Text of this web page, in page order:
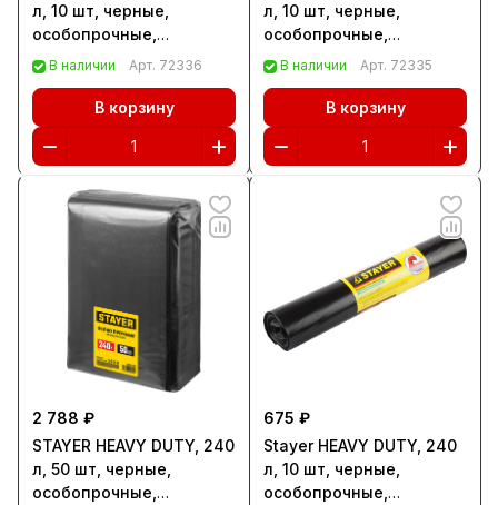
л, 10 шт, черные,
особопрочные,
строительные
(39157-360)
В наличии Арт. 72336
В корзину
л, 10 шт, черные,
особопрочные,
строительные
(39157-300)
В наличии Арт. 72335
В корзину
2 788 ₽
STAYER HEAVY DUTY, 240
л, 50 шт, черные,
особопрочные,
675 ₽
Stayer HEAVY DUTY, 240
л, 10 шт, черные,
особопрочные,